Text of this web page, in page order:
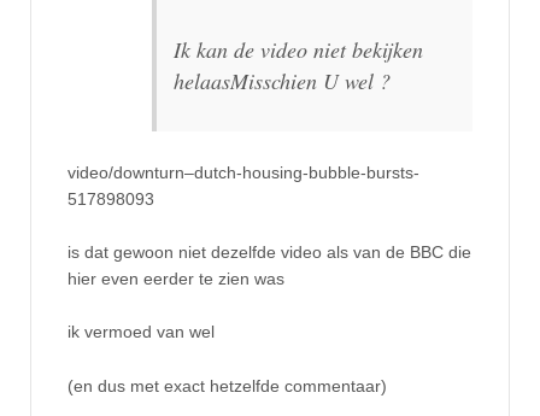
Ik kan de video niet bekijken
helaasMisschien U wel ?
video/downturn–dutch-housing-bubble-bursts-
517898093
is dat gewoon niet dezelfde video als van de BBC die
hier even eerder te zien was
ik vermoed van wel
(en dus met exact hetzelfde commentaar)